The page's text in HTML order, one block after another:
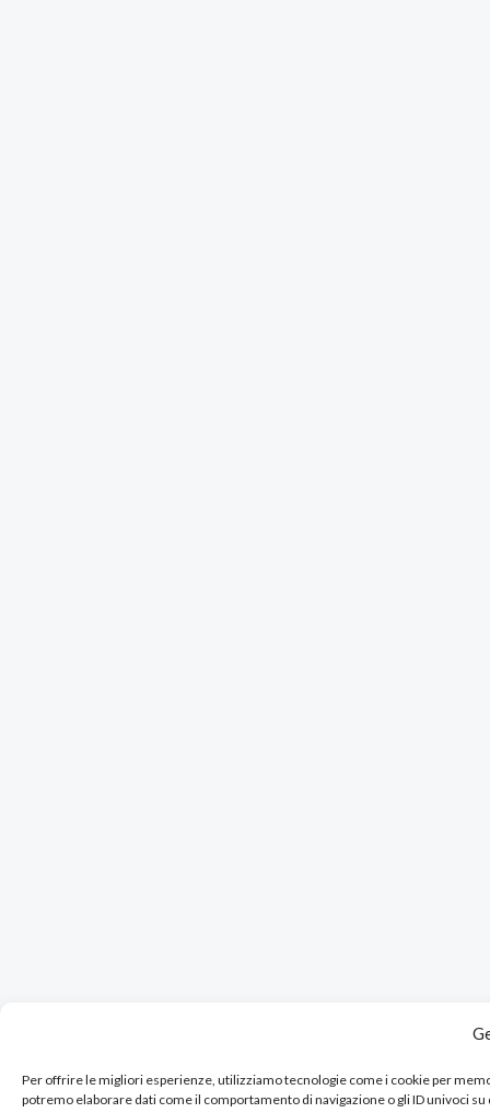
Per offrire le migliori esperienze, utilizziamo tecnologie come i cookie per
potremo elaborare dati come il comportamento di navigazione o gli ID univoci